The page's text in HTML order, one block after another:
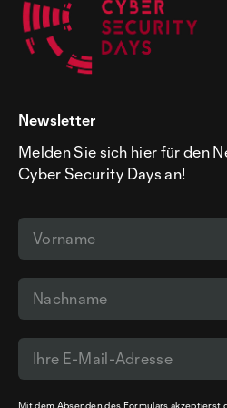
Newsletter
Melden Sie sich hier für den
Cyber Security Days an!
Mit dem Absenden des Formulars akzeptierst